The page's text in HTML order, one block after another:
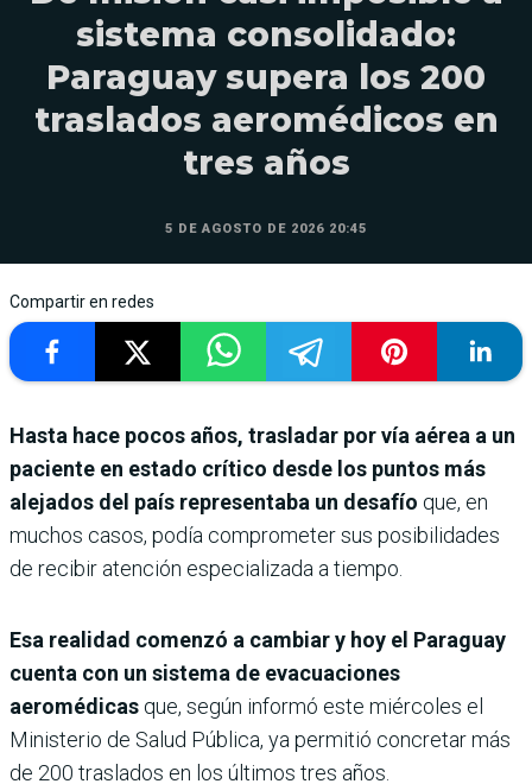
sistema consolidado:
Paraguay supera los 200
traslados aeromédicos en
tres años
5 DE AGOSTO DE 2026 20:45
Compartir en redes
Hasta hace pocos años, trasladar por vía aérea a un
paciente en estado crítico desde los puntos más
alejados del país representaba un desafío que, en
muchos casos, podía comprometer sus posibilidades
de recibir atención especializada a tiempo.
Esa realidad comenzó a cambiar y hoy el Paraguay
cuenta con un sistema de evacuaciones
aeromédicas que, según informó este miércoles el
Ministerio de Salud Pública, ya permitió concretar más
de 200 traslados en los últimos tres años.